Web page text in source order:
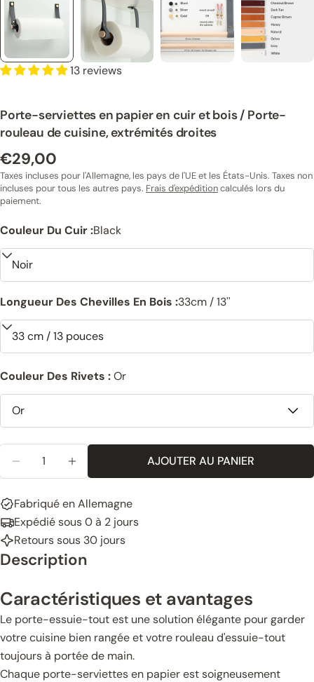
13 reviews
Porte-serviettes en papier en cuir et bois / Porte-
rouleau de cuisine, extrémités droites
Prix
normal
€29,00
Taxes incluses pour l'Allemagne, les pays de l'UE et les États-Unis. Taxes non
incluses pour tous les autres pays. Frais d'expéditioncalculés lors du
paiement.
Couleur Du Cuir :Black
Longueur Des Chevilles En Bois :33cm / 13''
Couleur Des Rivets :Or
RÉDUIRE LA QUANTITÉ POUR LE PORTE-
AUGMENTER LA QUANTITÉ POUR LE
AJOUTER AU PANIER
Fabriqué en Allemagne
Expédié sous 0 à 2 jours
Retours sous 30 jours
Description
Caractéristiques et avantages
Le porte-essuie-tout est une solution élégante pour garder
votre cuisine bien rangée et votre rouleau d'essuie-tout
toujours à portée de main.
Chaque porte-serviettes en papier est soigneusement